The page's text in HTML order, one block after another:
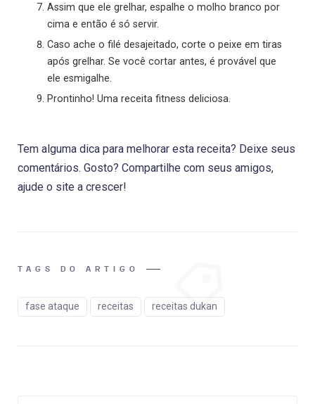
Assim que ele grelhar, espalhe o molho branco por
cima e então é só servir.
Caso ache o filé desajeitado, corte o peixe em tiras
após grelhar. Se você cortar antes, é provável que
ele esmigalhe.
Prontinho! Uma receita fitness deliciosa.
Tem alguma dica para melhorar esta receita? Deixe seus
comentários. Gosto? Compartilhe com seus amigos,
ajude o site a crescer!
TAGS DO ARTIGO
fase ataque receitas receitas dukan